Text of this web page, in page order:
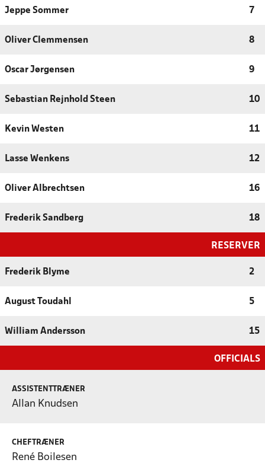
Jeppe Sommer 7
Oliver Clemmensen 8
Oscar Jørgensen 9
Sebastian Rejnhold Steen 10
Kevin Westen 11
Lasse Wenkens 12
Oliver Albrechtsen 16
Frederik Sandberg 18
RESERVER
Frederik Blyme 2
August Toudahl 5
William Andersson 15
OFFICIALS
ASSISTENTTRÆNER
Allan Knudsen
CHEFTRÆNER
René Boilesen